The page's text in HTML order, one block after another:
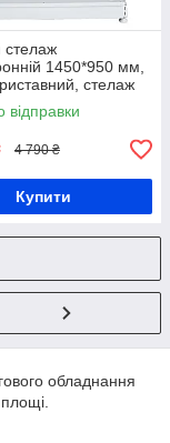
стелаж
1450*950 мм,
стелаж
стелаж для
товарів
відправки
4 790 ₴
Купити
обладнання